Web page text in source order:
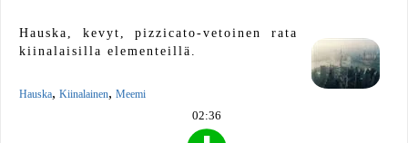
Hauska, kevyt, pizzicato-vetoinen rata
kiinalaisilla elementeillä.
Hauska, Kiinalainen, Meemi
02:36